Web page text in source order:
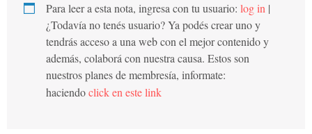
Para leer a esta nota, ingresa con tu usuario: log in |
¿Todavía no tenés usuario? Ya podés crear uno y
tendrás acceso a una web con el mejor contenido y
además, colaborá con nuestra causa. Estos son
nuestros planes de membresía, informate:
haciendoclick en este link